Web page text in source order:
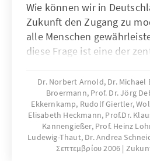
Wie können wir in
Zukunft den Zugang zu
alle Menschen
diese Frage ist eine der
am Beginn des 21.
des steigenden Bedarfs an
Gesundheitsleistungen
Gesundheitsausgaben bei
Finanzmitteln sind
Veränderungen des
Dr. Norbert Arnold, Dr. Michael
Broermann, Prof. Dr. Jörg
Ekkernkamp, Rudolf Giertler,
Elisabeth Heckmann, Prof.Dr.
Kannengießer, Prof. Heinz
Ludewig-Thaut, Dr. Andrea
Σεπτεμβρίου 2006